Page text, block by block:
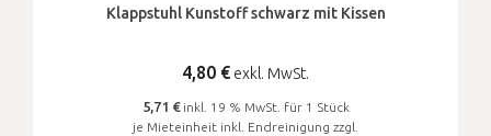
Klappstuhl Kunstoff schwarz mit Kissen
4,80 € exkl. MwSt.
5,71 €inkl. 19 % MwSt. für 1 Stück
je Mieteinheit inkl. Endreinigung zzgl.